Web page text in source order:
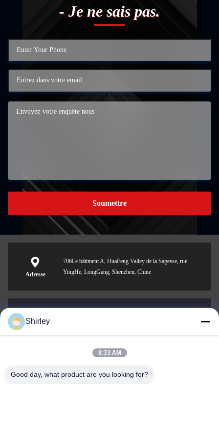
- Je ne sais pas.
Soumettre
Adresse
706Le bâtiment A, HuaFeng Valley de la Sagesse, rue
YingHe, LongGang, Shenzhen, Chine
0086-18148506772
Shirley
8:33 AM
Good day, what product are you looking for?